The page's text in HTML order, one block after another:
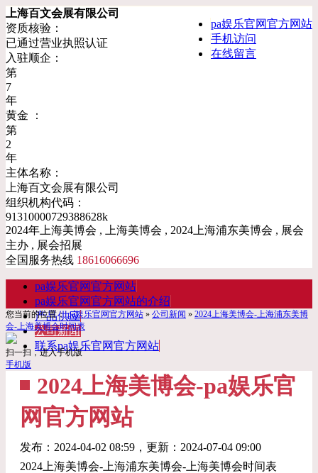
pa娱乐官网官方网站
手机访问
在线留言
上海百文会展有限公司
资质核验：
已通过营业执照认证
入驻顺企：
第
7
年
黄金 ：
第
2
年
主体名称：
上海百文会展有限公司
组织机构代码：
91310000729388628k
2024年上海美博会 , 上海美博会 , 2024上海浦东美博会 , 展会
主办 , 展会招展
全国服务热线 18616066696
pa娱乐官网官方网站
pa娱乐官网官方网站的介绍
产品供应
公司新闻
联系pa娱乐官网官方网站
您当前的位置：pa娱乐官网官方网站 » 公司新闻 » 2024上海美博会-上海浦东美博
会-上海美博会时间表
扫一扫，进入手机版
手机版
2024上海美博会-pa娱乐官
网官方网站
发布： 2024-04-02 08:59 ，更新： 2024-07-04 09:00
2024上海美博会-上海浦东美博会-上海美博会时间表